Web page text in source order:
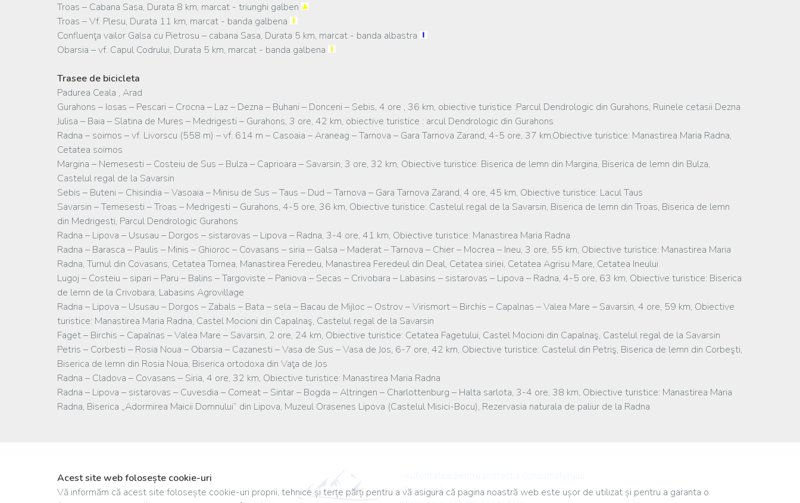
Troas – Cabana Sasa, Durata 8 km, marcat - triunghi galben
Troas – Vf. Plesu, Durata 11 km, marcat - banda galbena
Confluenţa vailor Galsa cu Pietrosu – cabana Sasa, Durata 5 km, marcat - banda albastra
Obarsia – vf. Capul Codrului, Durata 5 km, marcat - banda galbena
Trasee de bicicleta
Padurea Ceala , Arad
Gurahons – Iosas – Pescari – Crocna – Laz – Dezna – Buhani – Donceni – Sebis, 4 ore , 36 km, obiective turistice :Parcul Dendrologic din Gurahons, Ruinele cetasii Dezna
Julisa – Baia – Slatina de Mures – Medrigesti – Gurahons, 3 ore, 42 km, obiective turistice : arcul Dendrologic din Gurahons
Radna – soimos – vf. Livorscu (558 m) – vf. 614 m – Casoaia – Araneag – Tarnova – Gara Tarnova Zarand, 4-5 ore, 37 km,Obiective turistice: Manastirea Maria Radna,
Cetatea soimos
Margina – Nemesesti – Costeiu de Sus – Bulza – Caprioara – Savarsin, 3 ore, 32 km, Obiective turistice: Biserica de lemn din Margina, Biserica de lemn din Bulza,
Castelul regal de la Savarsin
Sebis – Buteni – Chisindia – Vasoaia – Minisu de Sus – Taus – Dud – Tarnova – Gara Tarnova Zarand, 4 ore, 45 km, Obiective turistice: Lacul Taus
Savarsin – Temesesti – Troas – Medrigesti – Gurahons, 4-5 ore, 36 km, Obiective turistice: Castelul regal de la Savarsin, Biserica de lemn din Troas, Biserica de lemn
din Medrigesti, Parcul Dendrologic Gurahons
Radna – Lipova – Ususau – Dorgos – sistarovas – Lipova – Radna, 3-4 ore, 41 km, Obiective turistice: Manastirea Maria Radna
Radna – Barasca – Paulis – Minis – Ghioroc – Covasans – siria – Galsa – Maderat – Tarnova – Chier – Mocrea – Ineu, 3 ore, 55 km, Obiective turistice: Manastirea Maria
Radna, Turnul din Covasans, Cetatea Tornea, Manastirea Feredeu, Manastirea Feredeul din Deal, Cetatea siriei, Cetatea Agrisu Mare, Cetatea Ineului
Lugoj – Costeiu – sipari – Paru – Balins – Targoviste – Paniova – Secas – Crivobara – Labasins – sistarovas – Lipova – Radna, 4-5 ore, 63 km, Obiective turistice: Biserica
de lemn de la Crivobara, Labasins Agrovillage
Radna – Lipova – Ususau – Dorgos – Zabals – Bata – sela – Bacau de Mijloc – Ostrov – Virismort – Birchis – Capalnas – Valea Mare – Savarsin, 4 ore, 59 km, Obiective
turistice: Manastirea Maria Radna, Castel Mocioni din Capalnaş, Castelul regal de la Savarsin
Faget – Birchis – Capalnas – Valea Mare – Savarsin, 2 ore, 24 km, Obiective turistice: Cetatea Fagetului, Castel Mocioni din Capalnaş, Castelul regal de la Savarsin
Petris – Corbesti – Rosia Noua – Obarsia – Cazanesti – Vasa de Sus – Vasa de Jos, 6-7 ore, 42 km, Obiective turistice: Castelul din Petriş, Biserica de lemn din Corbeşti,
Biserica de lemn din Rosia Noua, Biserica ortodoxa din Vaţa de Jos
Radna – Cladova – Covasans – Siria, 4 ore, 32 km, Obiective turistice: Manastirea Maria Radna
Radna – Lipova – sistarovas – Cuvesdia – Comeat – Sintar – Bogda – Altringen – Charlottenburg – Halta sarlota, 3-4 ore, 38 km, Obiective turistice: Manastirea Maria
Radna, Biserica „Adormirea Maicii Domnului” din Lipova, Muzeul Orasenes Lipova (Castelul Misici-Bocu), Rezervasia naturala de paliur de la Radna
Facebook
Acest site web folosește cookie-uri
Vă informăm că acest site folosește cookie-uri proprii, tehnice și terțe părți pentru a vă asigura că pagina noastră web este ușor de utilizat și pentru a garanta o